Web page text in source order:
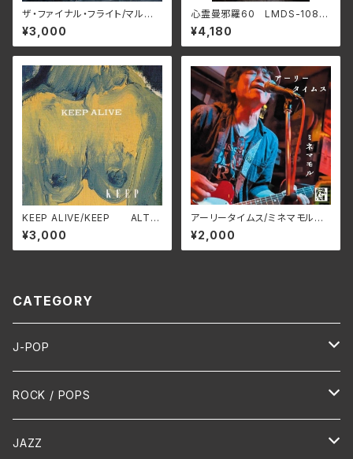
ザ・ファイナル・フライト/マルコ・
ガラウズ・マジック・オペラ RB
NCD-1472(仕様:CD)
¥3,000
心霊曼邪羅60 LMDS-108
(仕様:DVD)
¥4,180
KEEP ALIVE/KEEP ALT-5
21C(仕様:CD)
¥3,000
アーリータイムス/ミネマモル
SSRC-010(仕様:CD)
¥2,000
CATEGORY
J-POP
HR/HM
演歌 / 歌謡曲
ROCK / POPS
Oldies
JAZZ